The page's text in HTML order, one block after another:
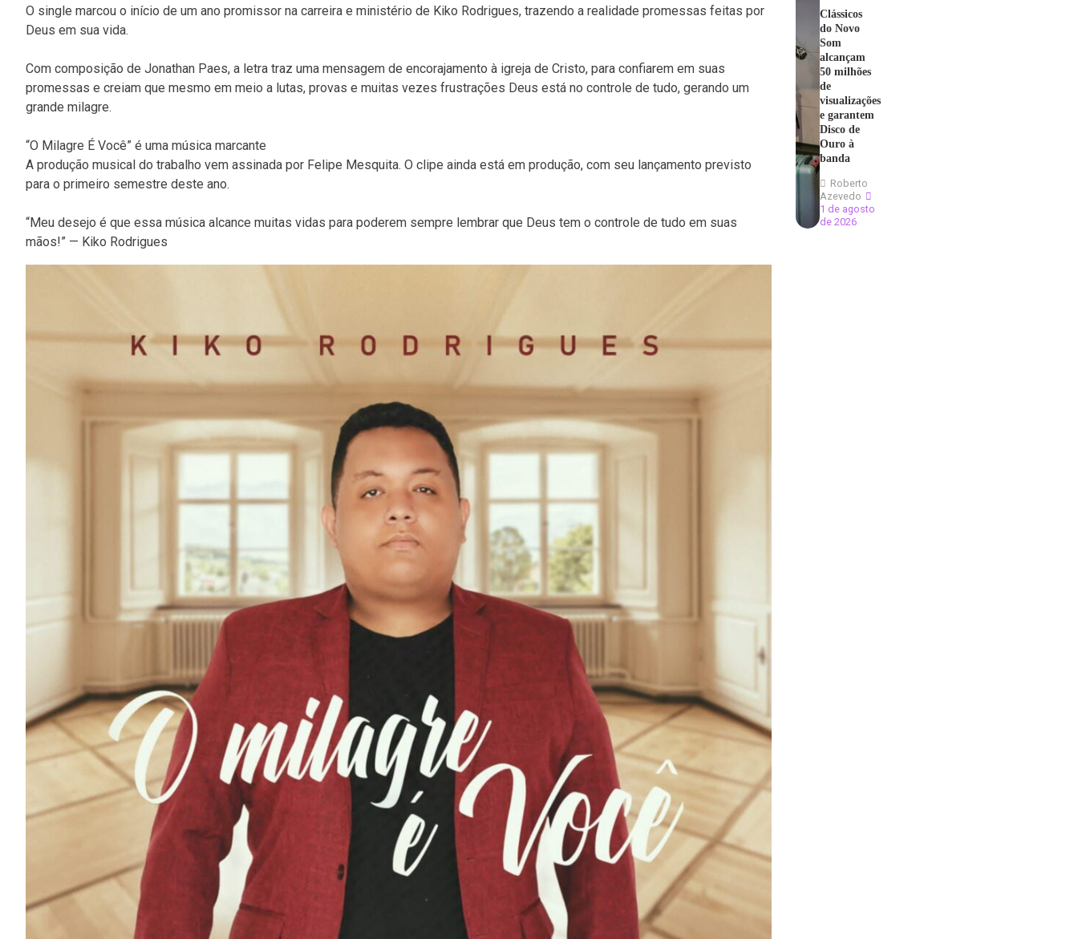
O single marcou o início de um ano promissor na carreira e ministério de Kiko Rodrigues, trazendo a realidade promessas feitas por
Deus em sua vida.
Com composição de Jonathan Paes, a letra traz uma mensagem de encorajamento à igreja de Cristo, para confiarem em suas
promessas e creiam que mesmo em meio a lutas, provas e muitas vezes frustrações Deus está no controle de tudo, gerando um
grande milagre.
“O Milagre É Você” é uma música marcante
A produção musical do trabalho vem assinada por Felipe Mesquita. O clipe ainda está em produção, com seu lançamento previsto
para o primeiro semestre deste ano.
“Meu desejo é que essa música alcance muitas vidas para poderem sempre lembrar que Deus tem o controle de tudo em suas
mãos!” — Kiko Rodrigues
Clássicos
do Novo
Som
alcançam
50 milhões
de
visualizações
e garantem
Disco de
Ouro à
banda
Roberto
Azevedo
1 de agosto
de 2026